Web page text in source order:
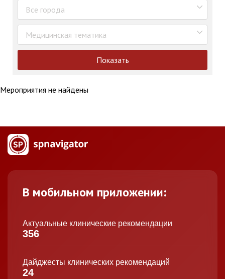
Все города
Медицинская тематика
Показать
Мероприятия не найдены
В мобильном приложении:
Актуальные клинические рекомендации
356
Дайджесты клинических рекомендаций
24